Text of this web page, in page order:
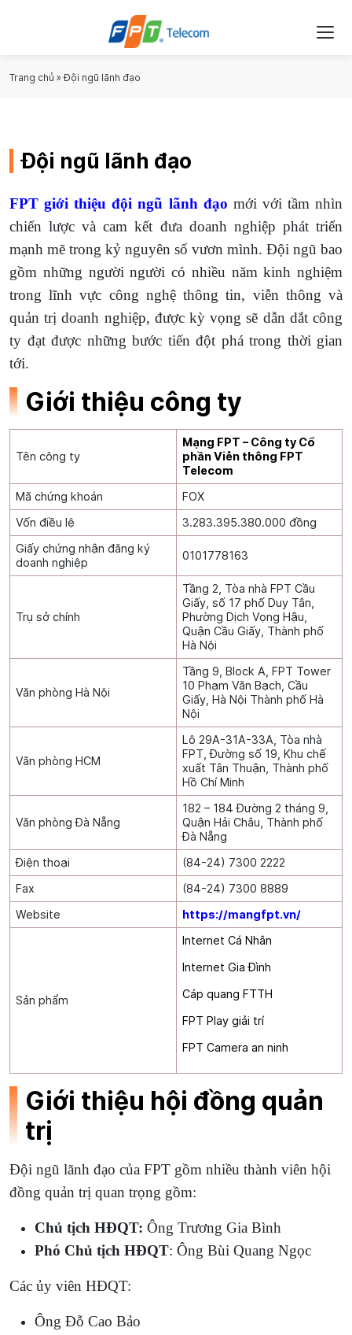
Trang chủ »Đội ngũ lãnh đạo
Đội ngũ lãnh đạo
FPT giới thiệu đội ngũ lãnh đạo mới với tầm nhìn
chiến lược và cam kết đưa doanh nghiệp phát triển
mạnh mẽ trong kỷ nguyên số vươn mình. Đội ngũ bao
gồm những người người có nhiều năm kinh nghiệm
trong lĩnh vực công nghệ thông tin, viễn thông và
quản trị doanh nghiệp, được kỳ vọng sẽ dẫn dắt công
ty đạt được những bước tiến đột phá trong thời gian
tới.
Giới thiệu công ty
Tên công ty
Mạng FPT – Công ty Cổ
phần Viễn thông FPT
Telecom
Mã chứng khoán
FOX
Vốn điều lệ
3.283.395.380.000 đồng
Giấy chứng nhận đăng ký
doanh nghiệp
0101778163
Trụ sở chính
Tầng 2, Tòa nhà FPT Cầu
Giấy, số 17 phố Duy Tân,
Phường Dịch Vọng Hậu,
Quận Cầu Giấy, Thành phố
Hà Nội
Văn phòng Hà Nội
Tầng 9, Block A, FPT Tower
10 Phạm Văn Bạch, Cầu
Giấy, Hà Nội Thành phố Hà
Nội
Văn phòng HCM
Lô 29A-31A-33A, Tòa nhà
FPT, Đường số 19, Khu chế
xuất Tân Thuận, Thành phố
Hồ Chí Minh
Văn phòng Đà Nẵng
182 – 184 Đường 2 tháng 9,
Quận Hải Châu, Thành phố
Đà Nẵng
Điện thoại
(84-24) 7300 2222
Fax
(84-24) 7300 8889
Website
https://mangfpt.vn/
Sản phẩm
Internet Cá Nhân
Internet Gia Đình
Cáp quang FTTH
FPT Play giải trí
FPT Camera an ninh
Giới thiệu hội đồng quản
trị
Đội ngũ lãnh đạo của FPT gồm nhiều thành viên hội
đồng quản trị quan trọng gồm:
Chủ tịch HĐQT: Ông Trương Gia Bình
Phó Chủ tịch HĐQT: Ông Bùi Quang Ngọc
Các ủy viên HĐQT:
Ông Đỗ Cao Bảo